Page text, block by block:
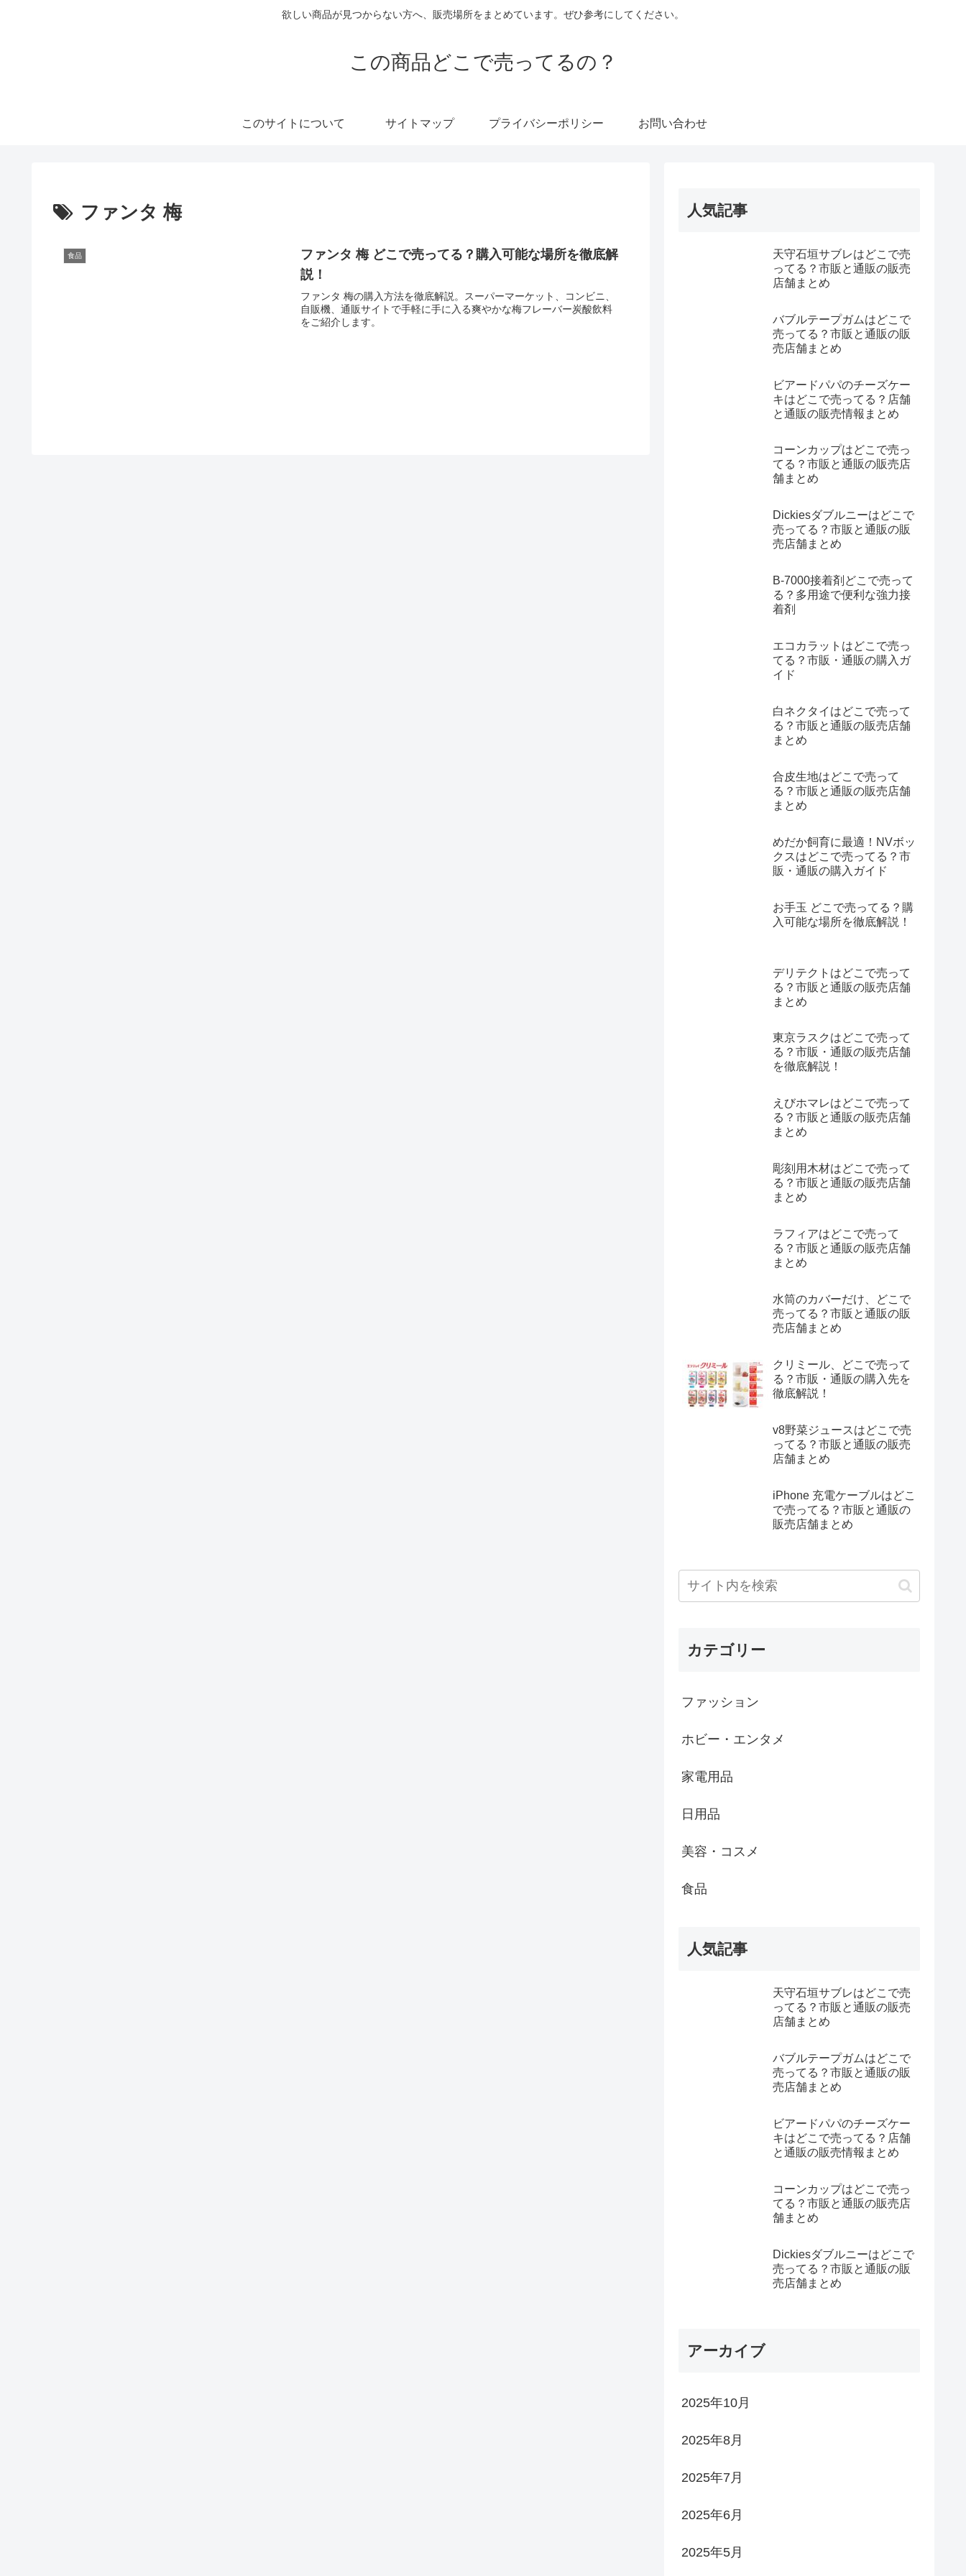
欲しい商品が見つからない方へ、販売場所をまとめています。ぜひ参考にしてください。
この商品どこで売ってるの？
このサイトについて サイトマップ プライバシーポリシー お問い合わせ
ファンタ 梅
食品
ファンタ 梅 どこで売ってる？購入可能な場所を徹底解
説！
ファンタ 梅の購入方法を徹底解説。スーパーマーケット、コンビニ、
自販機、通販サイトで手軽に手に入る爽やかな梅フレーバー炭酸飲料
をご紹介します。
人気記事
天守石垣サブレはどこで売
ってる？市販と通販の販売
店舗まとめ
バブルテープガムはどこで
売ってる？市販と通販の販
売店舗まとめ
ビアードパパのチーズケー
キはどこで売ってる？店舗
と通販の販売情報まとめ
コーンカップはどこで売っ
てる？市販と通販の販売店
舗まとめ
Dickiesダブルニーはどこで
売ってる？市販と通販の販
売店舗まとめ
B-7000接着剤どこで売って
る？多用途で便利な強力接
着剤
エコカラットはどこで売っ
てる？市販・通販の購入ガ
イド
白ネクタイはどこで売って
る？市販と通販の販売店舗
まとめ
合皮生地はどこで売って
る？市販と通販の販売店舗
まとめ
めだか飼育に最適！NVボッ
クスはどこで売ってる？市
販・通販の購入ガイド
お手玉 どこで売ってる？購
入可能な場所を徹底解説！
デリテクトはどこで売って
る？市販と通販の販売店舗
まとめ
東京ラスクはどこで売って
る？市販・通販の販売店舗
を徹底解説！
えびホマレはどこで売って
る？市販と通販の販売店舗
まとめ
彫刻用木材はどこで売って
る？市販と通販の販売店舗
まとめ
ラフィアはどこで売って
る？市販と通販の販売店舗
まとめ
水筒のカバーだけ、どこで
売ってる？市販と通販の販
売店舗まとめ
クリミール、どこで売って
る？市販・通販の購入先を
徹底解説！
v8野菜ジュースはどこで売
ってる？市販と通販の販売
店舗まとめ
iPhone 充電ケーブルはどこ
で売ってる？市販と通販の
販売店舗まとめ
カテゴリー
ファッション
ホビー・エンタメ
家電用品
日用品
美容・コスメ
食品
人気記事
天守石垣サブレはどこで売
ってる？市販と通販の販売
店舗まとめ
バブルテープガムはどこで
売ってる？市販と通販の販
売店舗まとめ
ビアードパパのチーズケー
キはどこで売ってる？店舗
と通販の販売情報まとめ
コーンカップはどこで売っ
てる？市販と通販の販売店
舗まとめ
Dickiesダブルニーはどこで
売ってる？市販と通販の販
売店舗まとめ
アーカイブ
2025年10月
2025年8月
2025年7月
2025年6月
2025年5月